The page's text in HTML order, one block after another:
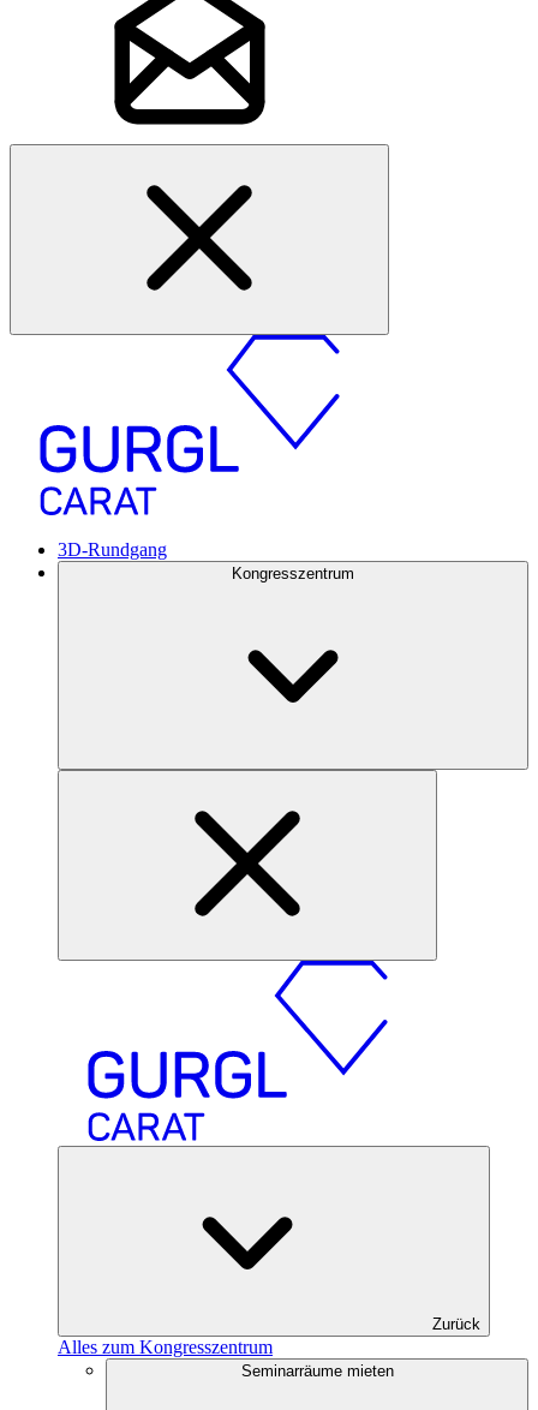
3D-Rundgang
Kongresszentrum
Zurück
Alles zum Kongresszentrum
Seminarräume mieten